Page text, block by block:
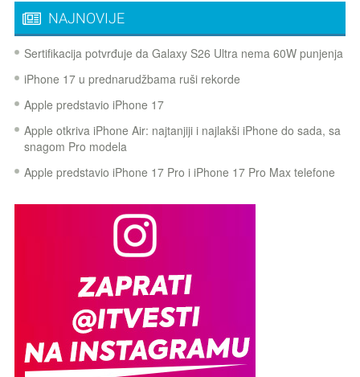
NAJNOVIJE
Sertifikacija potvrđuje da Galaxy S26 Ultra nema 60W punjenja
iPhone 17 u prednarudžbama ruši rekorde
Apple predstavio iPhone 17
Apple otkriva iPhone Air: najtanjiji i najlakši iPhone do sada, sa
snagom Pro modela
Apple predstavio iPhone 17 Pro i iPhone 17 Pro Max telefone